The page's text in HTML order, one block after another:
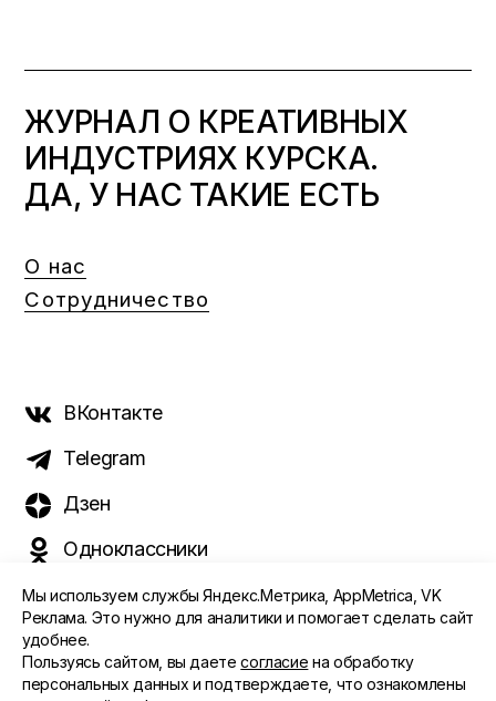
ЖУРНАЛ О КРЕАТИВНЫХ
ИНДУСТРИЯХ КУРСКА.
ДА, У НАС ТАКИЕ ЕСТЬ
О нас
Сотрудничество
ВКонтакте
Telegram
Дзен
Одноклассники
©️ 2015 - 2026 Интернет-журнал «Морс». Все права
защищены
Мы используем службы Яндекс.Метрика, AppMetrica, VK
Реклама. Это нужно для аналитики и помогает сделать сайт
удобнее.
Пользуясь сайтом, вы даетесогласие на обработку
персональных данных и подтверждаете, что ознакомлены